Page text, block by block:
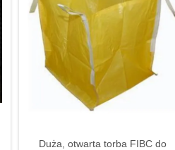
Duża, otwarta torba FIBC do